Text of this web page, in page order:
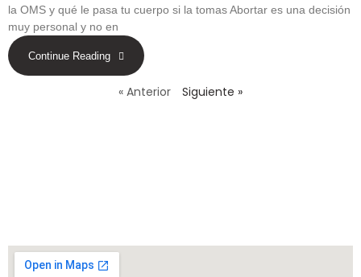
la OMS y qué le pasa tu cuerpo si la tomas Abortar es una decisión
muy personal y no en
Continue Reading
« Anterior Siguiente »